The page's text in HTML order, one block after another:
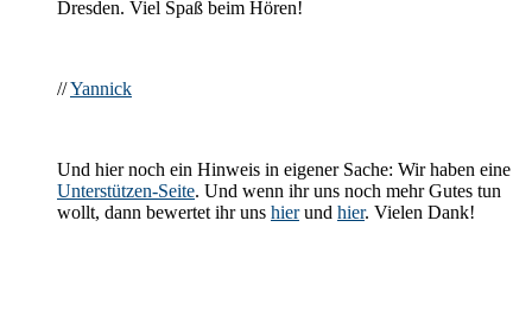
Dresden. Viel Spaß beim Hören!
//Yannick
Und hier noch ein Hinweis in eigener Sache: Wir haben eine
Unterstützen-Seite. Und wenn ihr uns noch mehr Gutes tun
wollt, dann bewertet ihr uns hierund hier. Vielen Dank!